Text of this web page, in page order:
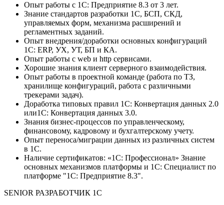
Опыт работы с 1С: Предприятие 8.3 от 3 лет.
Знание стандартов разработки 1С, БСП, СКД,
управляемых форм, механизма расширений и
регламентных заданий.
Опыт внедрения/доработки основных конфигураций
1С: ERP, УХ, УТ, БП и КА.
Опыт работы с web и http сервисами.
Хорошие знания клиент серверного взаимодействия.
Опыт работы в проектной команде (работа по ТЗ,
хранилище конфигураций, работа с различными
трекерами задач).
Доработка типовых правил 1С: Конвертация данных 2.0
или1С: Конвертация данных 3.0.
Знания бизнес-процессов по управленческому,
финансовому, кадровому и бухгалтерскому учету.
Опыт переноса/миграции данных из различных систем
в 1С.
Наличие сертификатов: «1С: Профессионал» Знание
основных механизмов платформы и 1С: Специалист по
платформе "1С: Предприятие 8.3".
SENIOR РАЗРАБОТЧИК 1С